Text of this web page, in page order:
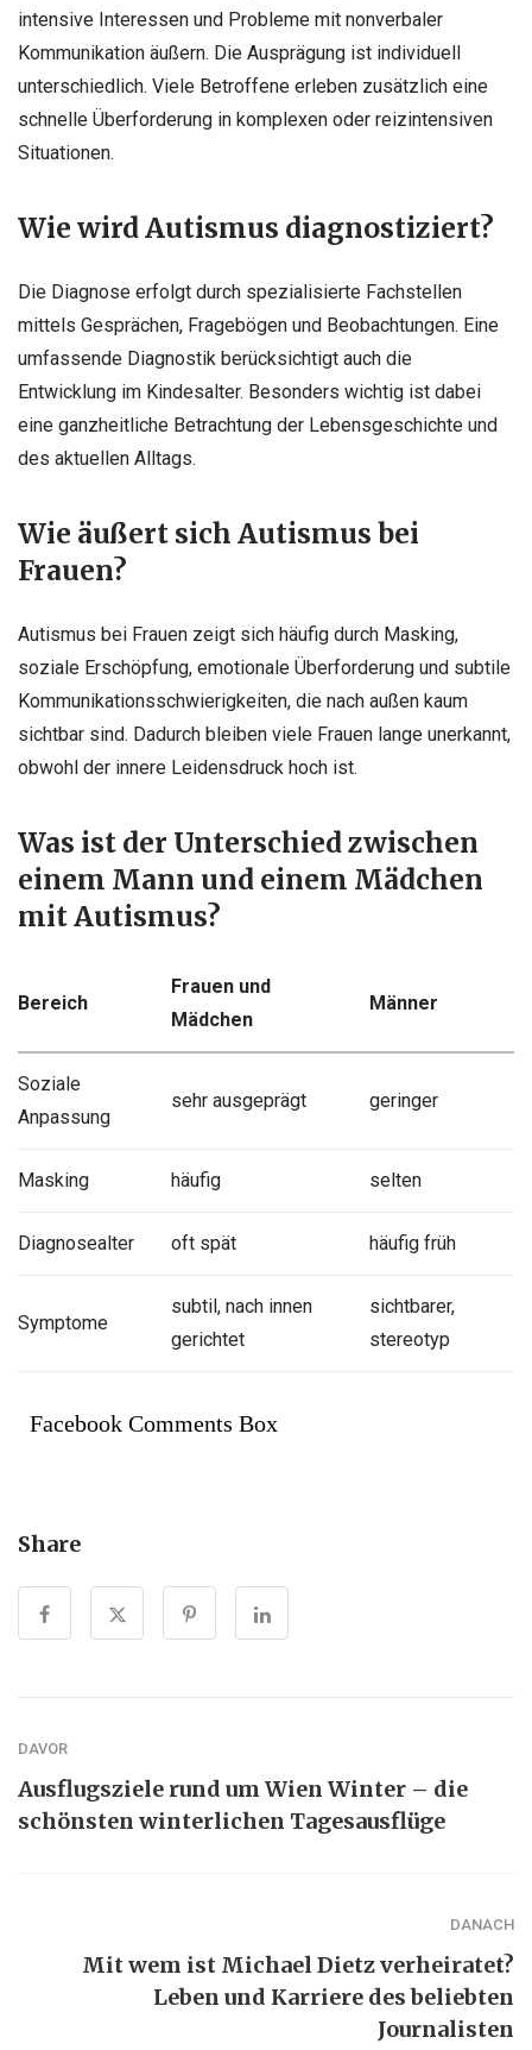
intensive Interessen und Probleme mit nonverbaler
Kommunikation äußern. Die Ausprägung ist individuell
unterschiedlich. Viele Betroffene erleben zusätzlich eine
schnelle Überforderung in komplexen oder reizintensiven
Situationen.
Wie wird Autismus diagnostiziert?
Die Diagnose erfolgt durch spezialisierte Fachstellen
mittels Gesprächen, Fragebögen und Beobachtungen. Eine
umfassende Diagnostik berücksichtigt auch die
Entwicklung im Kindesalter. Besonders wichtig ist dabei
eine ganzheitliche Betrachtung der Lebensgeschichte und
des aktuellen Alltags.
Wie äußert sich Autismus bei
Frauen?
Autismus bei Frauen zeigt sich häufig durch Masking,
soziale Erschöpfung, emotionale Überforderung und subtile
Kommunikationsschwierigkeiten, die nach außen kaum
sichtbar sind. Dadurch bleiben viele Frauen lange unerkannt,
obwohl der innere Leidensdruck hoch ist.
Was ist der Unterschied zwischen
einem Mann und einem Mädchen
mit Autismus?
Bereich
Frauen und
Mädchen
Männer
Soziale
Anpassung
sehr ausgeprägt geringer
Masking häufig selten
Diagnosealter oft spät häufig früh
Symptome
subtil, nach innen
gerichtet
sichtbarer,
stereotyp
Facebook Comments Box
Share
DAVOR
Ausflugsziele rund um Wien Winter – die
schönsten winterlichen Tagesausflüge
DANACH
Mit wem ist Michael Dietz verheiratet?
Leben und Karriere des beliebten
Journalisten